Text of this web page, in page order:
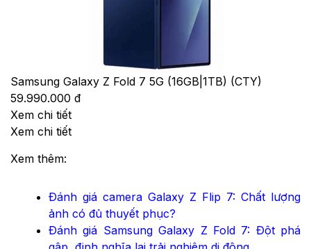
Samsung Galaxy Z Fold 7 5G (16GB|1TB) (CTY)
59.990.000 đ
Xem chi tiết
Xem chi tiết
Xem thêm:
Đánh giá camera Galaxy Z Flip 7: Chất lượng
ảnh có đủ thuyết phục?
Đánh giá Samsung Galaxy Z Fold 7: Đột phá